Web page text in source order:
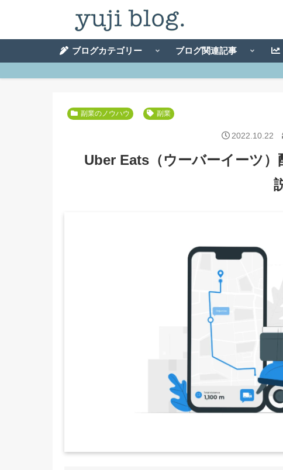
ブログカテゴリー ブログ関連記事
副業のノウハウ 副業
Uber Eats（ウーバーイーツ
2022.10.22